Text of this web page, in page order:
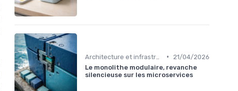
•
21/04/2026
Le monolithe modulaire, revanche
silencieuse sur les microservices